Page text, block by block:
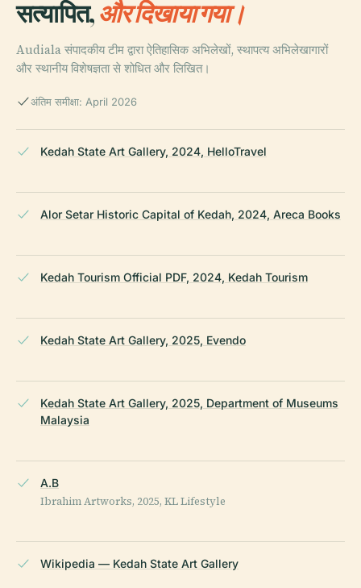
सत्यापित,और दिखाया गया।
Audiala संपादकीय टीम द्वारा ऐतिहासिक अभिलेखों, स्थापत्य अभिलेखागारों
और स्थानीय विशेषज्ञता से शोधित और लिखित।
अंतिम समीक्षा: April 2026
Kedah State Art Gallery, 2024, HelloTravel
Alor Setar Historic Capital of Kedah, 2024, Areca Books
Kedah Tourism Official PDF, 2024, Kedah Tourism
Kedah State Art Gallery, 2025, Evendo
Kedah State Art Gallery, 2025, Department of Museums
Malaysia
A.B
Ibrahim Artworks, 2025, KL Lifestyle
Wikipedia — Kedah State Art Gallery